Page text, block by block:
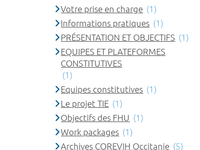
Votre prise en charge (1)
Informations pratiques (1)
PRÉSENTATION ET OBJECTIFS (1)
EQUIPES ET PLATEFORMES
CONSTITUTIVES
(1)
Equipes constitutives (1)
Le projet TIE (1)
Objectifs des FHU (1)
Work packages (1)
Archives COREVIH Occitanie (5)